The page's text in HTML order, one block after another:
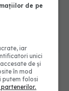
va încasa
noi
de pe
iar
unici
de și
în mod
putem folosi